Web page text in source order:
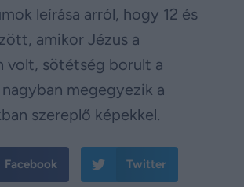
leírása arról, hogy 12 és
amikor Jézus a
volt, sötétség borult a
megegyezik a
szereplő képekkel.
Facebook Twitter